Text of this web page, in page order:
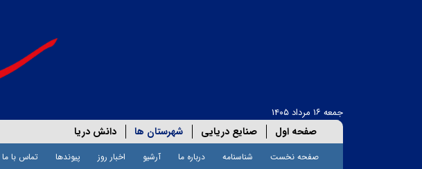
جمعه ۱۶ مرداد ۱۴۰۵
صفحه اول صنایع دریایی شهرستان ها دانش دریا
صفحه نخست شناسنامه درباره ما آرشیو اخبار روز پیوندها تماس با ما